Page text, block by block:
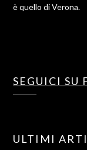
è quello di Verona.
SEGUICI SU
ULTIMI